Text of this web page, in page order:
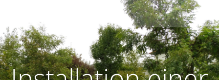
Zum
Inhalt
springen